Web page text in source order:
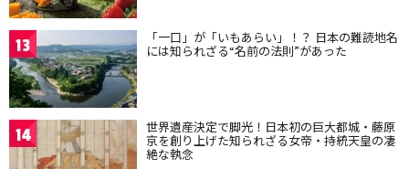
13 「一口」が「いもあらい」！？ 日本の難読地名
には知られざる“名前の法則”があった
14 世界遺産決定で脚光！日本初の巨大都城・藤原
京を創り上げた知られざる女帝・持統天皇の凄
絶な執念